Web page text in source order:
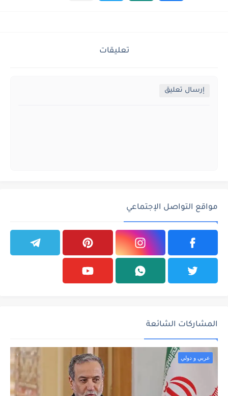
تعليقات
إرسال تعليق
مواقع التواصل الإجتماعي
المشاركات الشائعة
عربي و دولي